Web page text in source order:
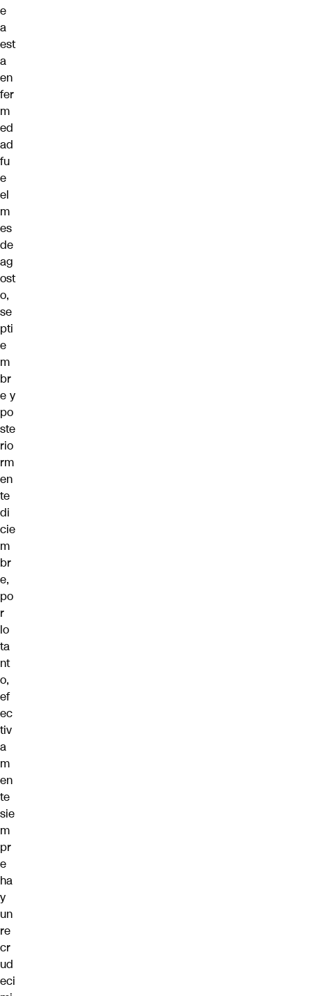
e
a
est
a
en
fer
m
ed
ad
fu
e
el
m
es
de
ag
ost
o,
se
pti
e
m
br
e y
po
ste
rio
rm
en
te
di
cie
m
br
e,
po
r
lo
ta
nt
o,
ef
ec
tiv
a
m
en
te
sie
m
pr
e
ha
y
un
re
cr
ud
eci